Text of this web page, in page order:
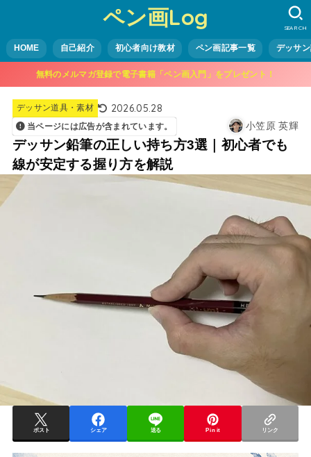
ペン画Log
HOME 自己紹介 初心者向け教材 ペン画記事一覧 デッサ
SEARCH
無料のメルマガ登録で電子書籍「ペン画入門」をプレゼント！
デッサン道具・素材 2026.05.28
当ページには広告が含まれています。 小笠原 英輝
デッサン鉛筆の正しい持ち方3選｜初心者でも
線が安定する握り方を解説
ポスト シェア 送る Pin it リンク